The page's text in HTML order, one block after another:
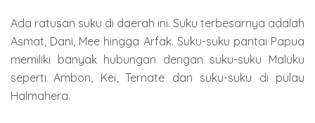
Ada ratusan suku di daerah ini. Suku terbesarnya adalah
Asmat, Dani, Mee hingga Arfak. Suku-suku pantai Papua
memiliki banyak hubungan dengan suku-suku Maluku
seperti Ambon, Kei, Ternate dan suku-suku di pulau
Halmahera.